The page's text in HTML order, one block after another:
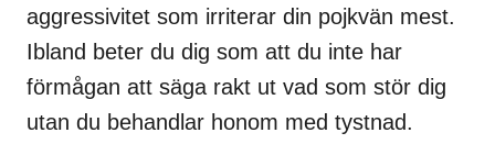
aggressivitet som irriterar din pojkvän mest.
Ibland beter du dig som att du inte har
förmågan att säga rakt ut vad som stör dig
utan du behandlar honom med tystnad.